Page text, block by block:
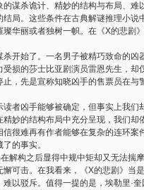
杀诡计、精妙的结构与布局、难
局。这些条件在古典解谜推理小
华丽或者独树一帜。在《X的悲剧
始了。一名男子被精巧致命的凶
损的莎士比亚剧演员雷恩先生，
，先是宣称知晓凶手的售票员在
凶手能够被确定，但事实上我们
妙的结构布局中充分呈现，我们
很难再有作者能够在复杂的连环
的事实。
构之后显得中规中矩却又无法揣
可击。在我看来，《X的悲剧》当
以驳斥。值得一提的是，埃勒里·